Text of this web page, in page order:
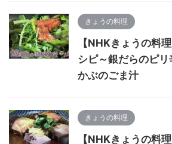
きょうの料理
【NHKきょうの料
シピ～銀だらのピリ
かぶのごま汁
きょうの料理
【NHKきょうの料